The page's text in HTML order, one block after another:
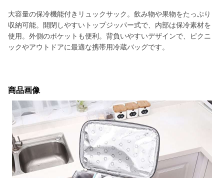
大容量の保冷機能付きリュックサック。飲み物や果物をたっぷり
収納可能。開閉しやすいトップジッパー式で、内部は保冷素材を
使用。外側のポケットも便利。背負いやすいデザインで、ピクニ
ックやアウトドアに最適な携帯用冷蔵バッグです。
商品画像